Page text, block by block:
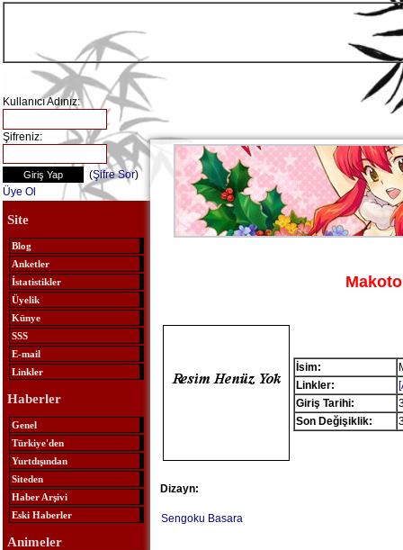
Kullanıcı Adınız:
Şifreniz:
(Şifre Sor)
Üye Ol
Site
Blog
Anketler
İstatistikler
Üyelik
Künye
SSS
E-mail
Linkler
Haberler
Genel
Türkiye'den
Yurtdışından
Siteden
Haber Arşivi
Eski Haberler
Animeler
İsim:
Linkler:
Giriş Tarihi:
Son Değişiklik:
Dizayn:
Sengoku Basara